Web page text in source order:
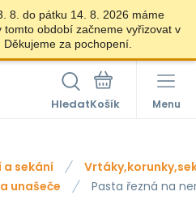
8. do pátku 14. 8. 2026 máme
období začneme vyřizovat v
za pochopení.
Hledat Menu
sekání
unašeče
Pasta řezná na